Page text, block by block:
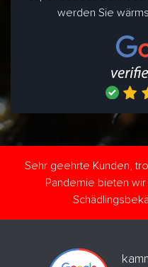
werden Sie
Sehr geehrte Kunden,
Pandemie bieten